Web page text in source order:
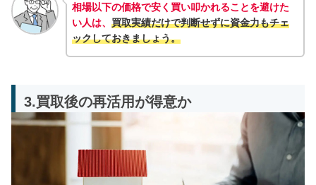
相場以下の価格で安く買い叩かれることを避けた
い人は、 買取実績だけで判断せずに資金力もチェ
ックしておきましょう。
3.買取後の再活用が得意か